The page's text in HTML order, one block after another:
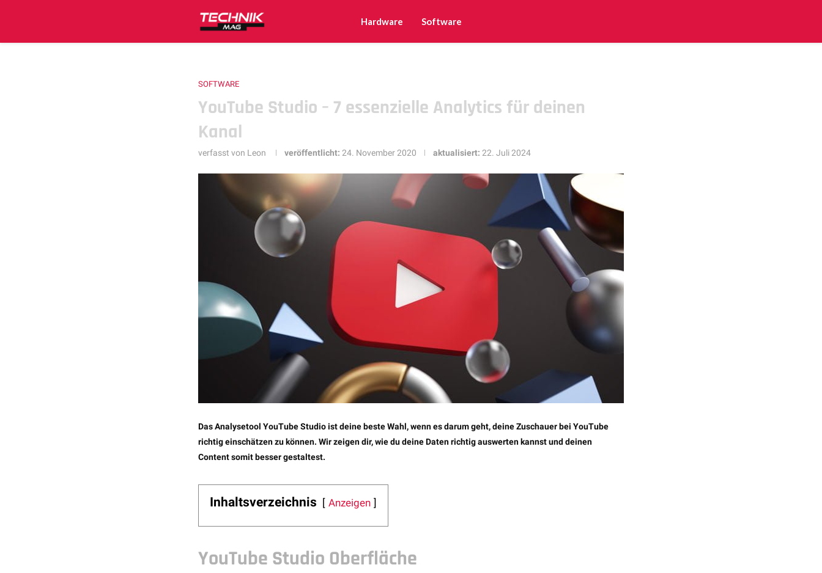
Hardware Software
SOFTWARE
YouTube Studio – 7 essenzielle Analytics für deinen
Kanal
verfasst von Leon veröffentlicht: 24. November 2020 aktualisiert: 22. Juli 2024
Das Analysetool YouTube Studio ist deine beste Wahl, wenn es darum geht, deine Zuschauer bei YouTube
richtig einschätzen zu können. Wir zeigen dir, wie du deine Daten richtig auswerten kannst und deinen
Content somit besser gestaltest.
Inhaltsverzeichnis Anzeigen
YouTube Studio Oberfläche